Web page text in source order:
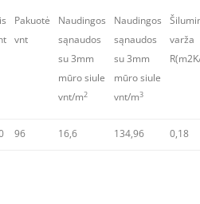
Pakuotė
vnt
Naudingos
sąnaudos
su 3mm
mūro siule
vnt/m2
Naudingos
sąnaudos
su 3mm
mūro siule
vnt/m3
varža
96 16,6 134,96 0,18